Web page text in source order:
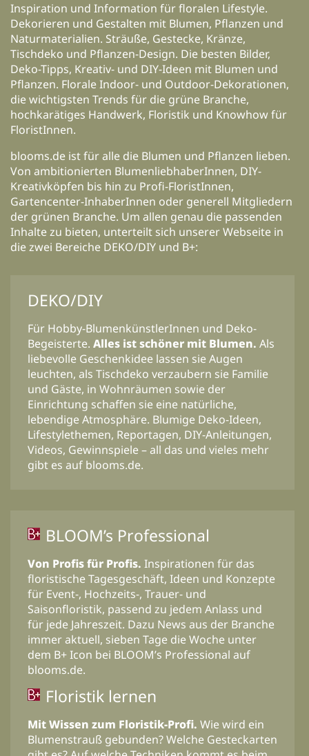
Inspiration und Information für floralen Lifestyle.
Dekorieren und Gestalten mit Blumen, Pflanzen und
Naturmaterialien. Sträuße, Gestecke, Kränze,
Tischdeko und Pflanzen-Design. Die besten Bilder,
Deko-Tipps, Kreativ- und DIY-Ideen mit Blumen und
Pflanzen. Florale Indoor- und Outdoor-Dekorationen,
die wichtigsten Trends für die grüne Branche,
hochkarätiges Handwerk, Floristik und Knowhow für
FloristInnen.
blooms.de ist für alle die Blumen und Pflanzen lieben.
Von ambitionierten BlumenliebhaberInnen, DIY-
Kreativköpfen bis hin zu Profi-FloristInnen,
Gartencenter-InhaberInnen oder generell Mitgliedern
der grünen Branche. Um allen genau die passenden
Inhalte zu bieten, unterteilt sich unserer Webseite in
die zwei Bereiche DEKO/DIY und B+:
DEKO/DIY
Für Hobby-BlumenkünstlerInnen und Deko-
Begeisterte. Alles ist schöner mit Blumen. Als
liebevolle Geschenkidee lassen sie Augen
leuchten, als Tischdeko verzaubern sie Familie
und Gäste, in Wohnräumen sowie der
Einrichtung schaffen sie eine natürliche,
lebendige Atmosphäre. Blumige Deko-Ideen,
Lifestylethemen, Reportagen, DIY-Anleitungen,
Videos, Gewinnspiele – all das und vieles mehr
gibt es auf blooms.de.
BLOOM’s Professional
Von Profis für Profis. Inspirationen für das
floristische Tagesgeschäft, Ideen und Konzepte
für Event-, Hochzeits-, Trauer- und
Saisonfloristik, passend zu jedem Anlass und
für jede Jahreszeit. Dazu News aus der Branche
immer aktuell, sieben Tage die Woche unter
dem B+ Icon bei BLOOM’s Professional auf
blooms.de.
Floristik lernen
Mit Wissen zum Floristik-Profi. Wie wird ein
Blumenstrauß gebunden? Welche Gesteckarten